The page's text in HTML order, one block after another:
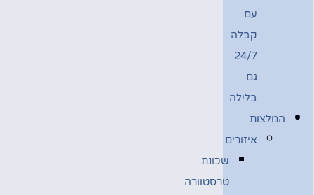
עם
קבלה
24/7
גם
בלילה
המלצות
איזורים
שכונת
טרסטוורה